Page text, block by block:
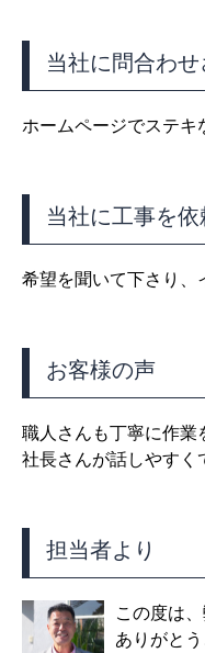
当社に問合わ
ホームページでステキ
当社に工事を
希望を聞いて下さり、
お客様の声
職人さんも丁寧に作業
社長さんが話しやすく
担当者より
この度は
ありがとう